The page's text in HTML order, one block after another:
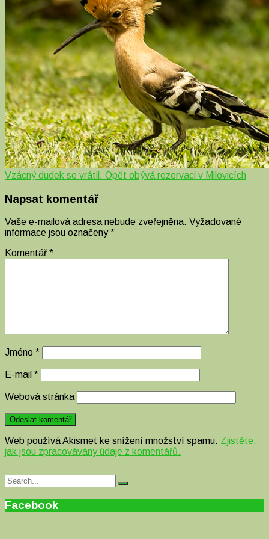
Vzácný dudek se vrátil. Opět obývá rezervaci v Milovicích
Napsat komentář
Vaše e-mailová adresa nebude zveřejněna. Vyžadované
informace jsou označeny*
Komentář*
Jméno *
E-mail *
Webová stránka
Web používá Akismet ke snížení množství spamu. Zjistěte,
jak jsou zpracovávány údaje z komentářů.
Search
for:
Search
Facebook